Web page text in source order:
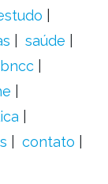
saúde
bncc
contato